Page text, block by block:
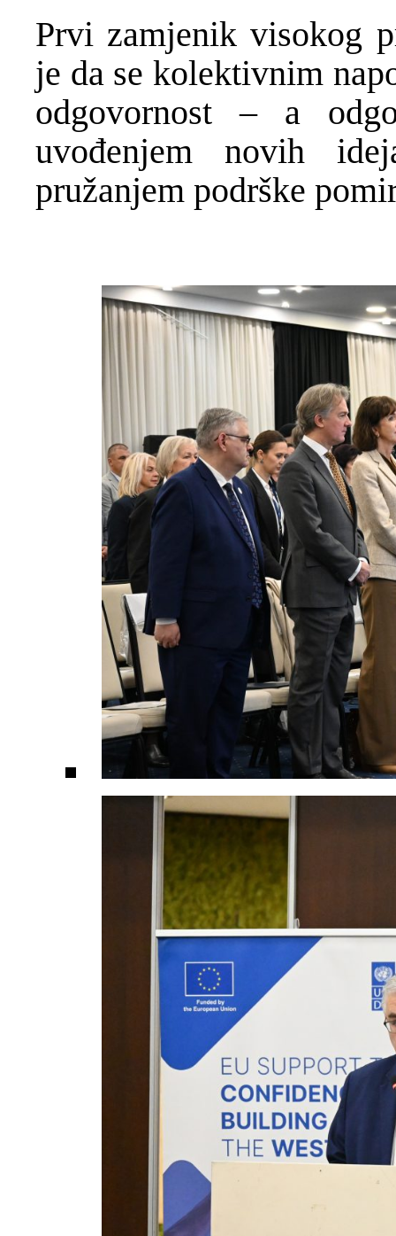
Prvi zamjenik visokog
je da se kolektivnim
odgovornost – a
uvođenjem novih
pružanjem podrške